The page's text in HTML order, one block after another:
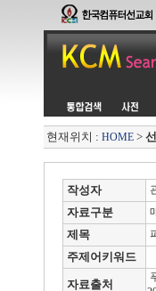
현재위치 : HOME >
작성자
자료구분
제목
주제어키워드
자료출처